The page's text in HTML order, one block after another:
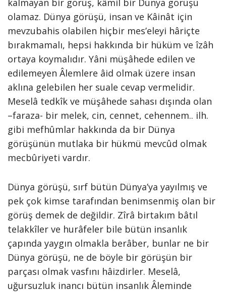
kalmayan bir görüş, kâmil bir Dünya görüşü
olamaz. Dünya görüşü, insan ve Kâinât için
mevzubahis olabilen hiçbir mes’eleyi hâriçte
bırakmamalı, hepsi hakkında bir hüküm ve îzâh
ortaya koymalıdır. Yâni müşâhede edilen ve
edilemeyen Âlemlere âid olmak üzere insan
aklına gelebilen her suale cevap vermelidir.
Meselâ tedkîk ve müşâhede sahası dışında olan
–faraza- bir melek, cin, cennet, cehennem.. ilh.
gibi mefhûmlar hakkında da bir Dünya
görüşünün mutlaka bir hükmü mevcûd olmak
mecbûriyeti vardır.
Dünya görüşü, sırf bütün Dünya’ya yayılmış ve
pek çok kimse tarafından benimsenmiş olan bir
görüş demek de değildir. Zîrâ birtakım bâtıl
telakkîler ve hurâfeler bile bütün insanlık
çapında yaygın olmakla berâber, bunlar ne bir
Dünya görüşü, ne de böyle bir görüşün bir
parçası olmak vasfını hâizdirler. Meselâ,
uğursuzluk inancı bütün insanlık Âleminde